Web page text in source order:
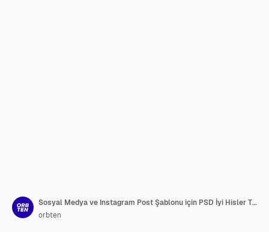
Sosyal Medya ve Instagram Post Şablonu için PSD İyi Hisler Tipografi Design
orbten